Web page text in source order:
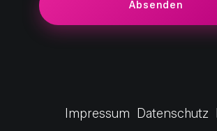
Impressum Datenschutz